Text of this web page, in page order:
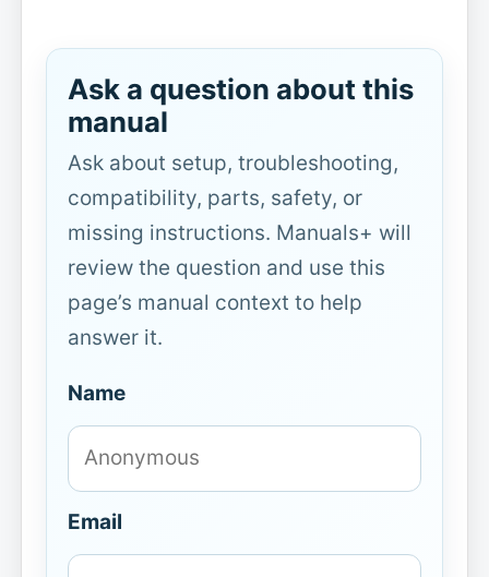
Ask a question about this
manual
Ask about setup, troubleshooting,
compatibility, parts, safety, or
missing instructions. Manuals+ will
review the question and use this
page’s manual context to help
answer it.
Name
Email